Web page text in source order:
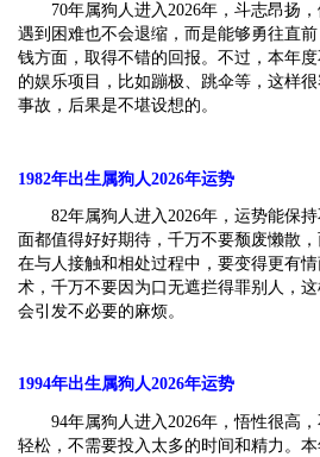
70年属狗人进入2026年，斗志昂扬
遇到困难也不会退缩，而是能够勇往直
钱方面，取得不错的回报。不过，本年
的娱乐项目，比如蹦极、跳伞等，这样
事故，后果是不堪设想的。
1982年出生属狗人2026年运势
82年属狗人进入2026年，运势能保
面都值得好好期待，千万不要颓废懒散，
在与人接触和相处过程中，要变得更有
术，千万不要因为口无遮拦得罪别人，
会引发不必要的麻烦。
1994年出生属狗人2026年运势
94年属狗人进入2026年，悟性很高
轻松，不需要投入太多的时间和精力。